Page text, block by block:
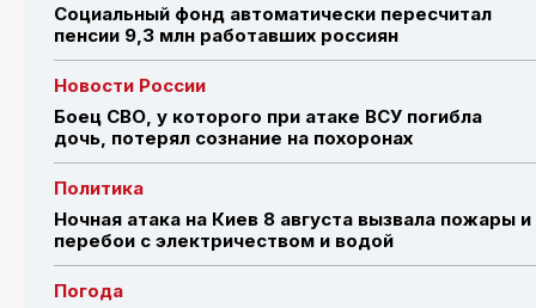
Социальный фонд автоматически пересчитал
пенсии 9,3 млн работавших россиян
Новости России
Боец СВО, у которого при атаке ВСУ погибла
дочь, потерял сознание на похоронах
Политика
Ночная атака на Киев 8 августа вызвала пожары и
перебои с электричеством и водой
Погода